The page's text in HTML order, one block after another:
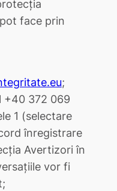
face prin
;
+40 372 069
1 (selectare
înregistrare
Avertizori în
vor fi